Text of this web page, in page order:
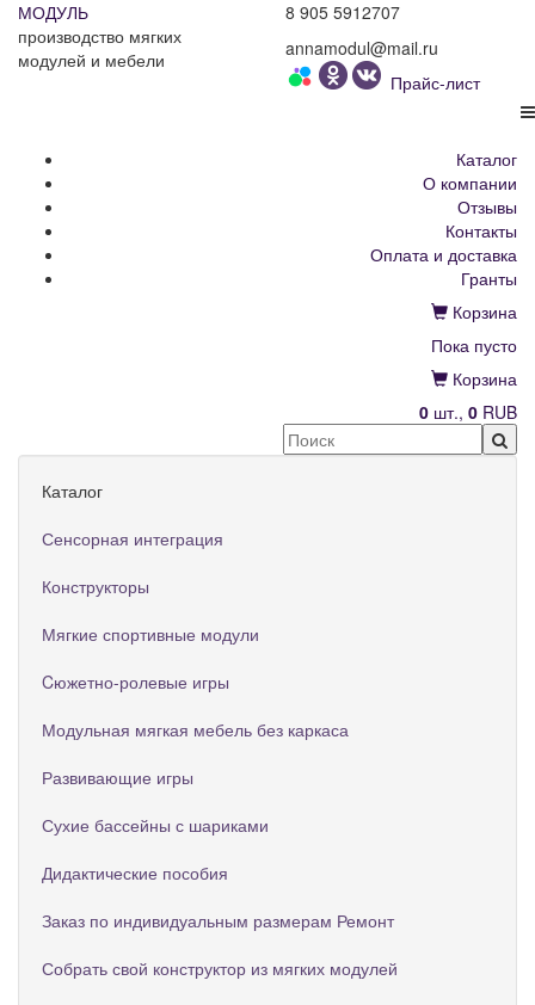
МОДУЛЬ
производство мягких
модулей и мебели
8 905 5912707
annamodul@mail.ru
Прайс-лист
Каталог
О компании
Отзывы
Контакты
Оплата и доставка
Гранты
Корзина
Пока пусто
Корзина
0 шт., 0 RUB
Каталог
Сенсорная интеграция
Конструкторы
Мягкие спортивные модули
Cюжетно-ролевые игры
Модульная мягкая мебель без каркаса
Развивающие игры
Сухие бассейны с шариками
Дидактические пособия
Заказ по индивидуальным размерам Ремонт
Собрать свой конструктор из мягких модулей